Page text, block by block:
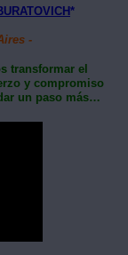
*
-
transformar el
y compromiso
un paso más…